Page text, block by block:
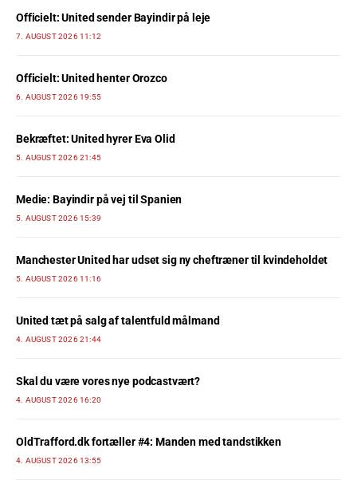
Officielt: United sender Bayindir på leje
7. AUGUST 2026 11:12
Officielt: United henter Orozco
6. AUGUST 2026 19:55
Bekræftet: United hyrer Eva Olid
5. AUGUST 2026 21:45
Medie: Bayindir på vej til Spanien
5. AUGUST 2026 15:39
Manchester United har udset sig ny cheftræner til kvindeholdet
5. AUGUST 2026 11:16
United tæt på salg af talentfuld målmand
4. AUGUST 2026 21:44
Skal du være vores nye podcastvært?
4. AUGUST 2026 16:20
OldTrafford.dk fortæller #4: Manden med tandstikken
4. AUGUST 2026 13:55